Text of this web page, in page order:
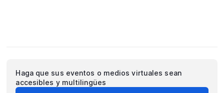
Haga que sus eventos o medios virtuales sean
accesibles y multilingües